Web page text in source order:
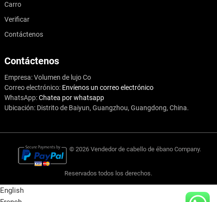
Carro
Verificar
Contáctenos
Contáctenos
Empresa: Volumen de lujo Co
Correo electrónico: Envíenos un correo electrónico
WhatsApp:Chatea por whatsapp
Ubicación: Distrito de Baiyun, Guangzhou, Guangdong, China.
© 2026 Vendedor de cabello de ébano Company.
Reservados todos los derechos.
English